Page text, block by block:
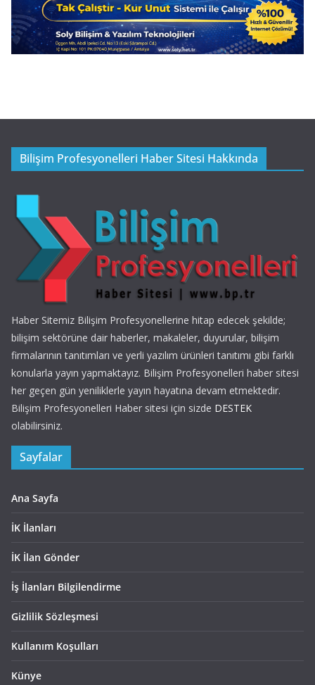
Bilişim Profesyonelleri Haber Sitesi Hakkında
Haber Sitemiz Bilişim Profesyonellerine hitap edecek şekilde;
bilişim sektörüne dair haberler, makaleler, duyurular, bilişim
firmalarının tanıtımları ve yerli yazılım ürünleri tanıtımı gibi farklı
konularla yayın yapmaktayız. Bilişim Profesyonelleri haber sitesi
her geçen gün yeniliklerle yayın hayatına devam etmektedir.
Bilişim Profesyonelleri Haber sitesi için sizde DESTEK
olabilirsiniz.
Sayfalar
Ana Sayfa
İK İlanları
İK İlan Gönder
İş İlanları Bilgilendirme
Gizlilik Sözleşmesi
Kullanım Koşulları
Künye